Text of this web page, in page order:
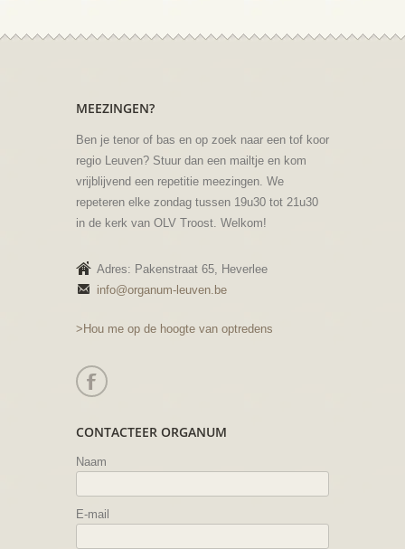
MEEZINGEN?
Ben je tenor of bas en op zoek naar een tof koor
regio Leuven? Stuur dan een mailtje en kom
vrijblijvend een repetitie meezingen. We
repeteren elke zondag tussen 19u30 tot 21u30
in de kerk van OLV Troost. Welkom!
Adres: Pakenstraat 65, Heverlee
info@organum-leuven.be
>Hou me op de hoogte van optredens
CONTACTEER ORGANUM
Naam
E-mail